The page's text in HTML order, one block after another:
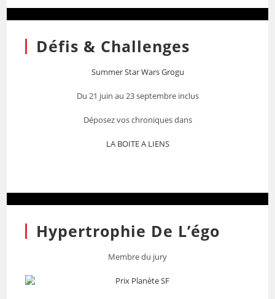
Défis & Challenges
Summer Star Wars Grogu
Du 21 juin au 23 septembre inclus
Déposez vos chroniques dans
LA BOITE A LIENS
Hypertrophie De L’égo
Membre du jury